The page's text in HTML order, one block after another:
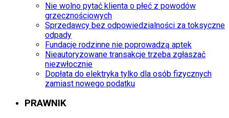
Nie wolno pytać klienta o płeć z powodów
grzecznościowych
Sprzedawcy bez odpowiedzialności za toksyczne
odpady
Fundacje rodzinne nie poprowadzą aptek
Nieautoryzowane transakcje trzeba zgłaszać
niezwłocznie
Dopłata do elektryka tylko dla osób fizycznych
zamiast nowego podatku
PRAWNIK